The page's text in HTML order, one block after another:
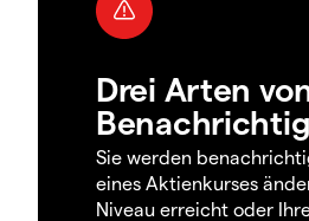
Drei Arten
Sie werden
eines Aktienkurses
Niveau erreicht oder